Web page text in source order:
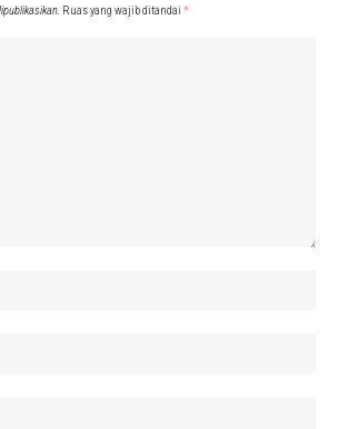
Ruas yang wajib ditandai *